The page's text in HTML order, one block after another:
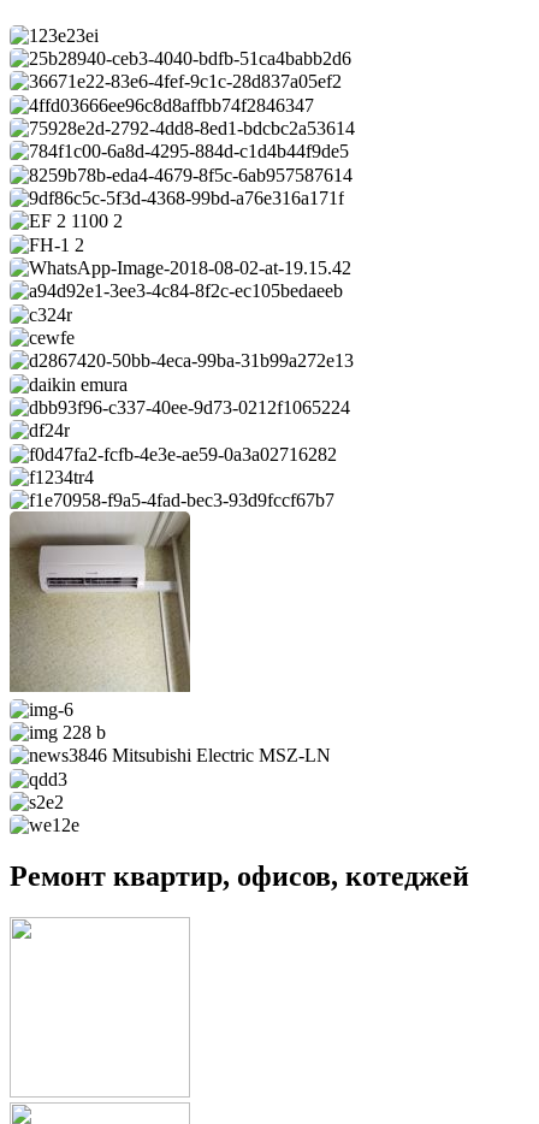
Ремонт квартир, офисов, котеджей